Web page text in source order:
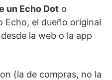
un Echo Dot o
Echo, el dueño original
la web o la app
(la de compras, no la